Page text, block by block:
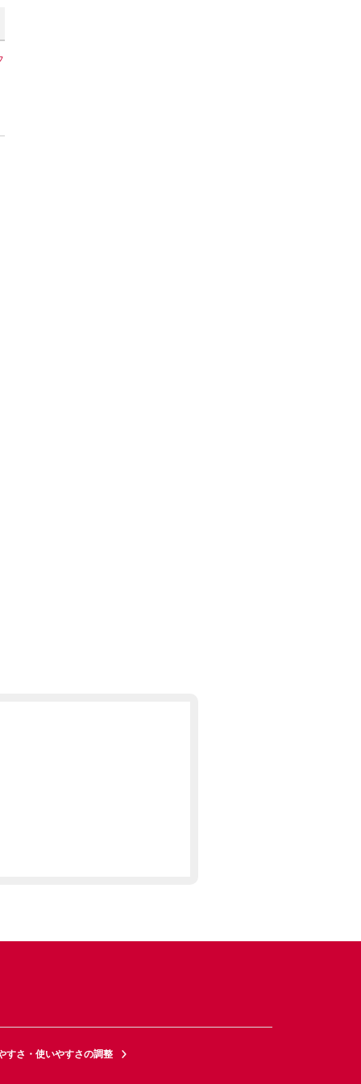
すさ・使いやすさの調整